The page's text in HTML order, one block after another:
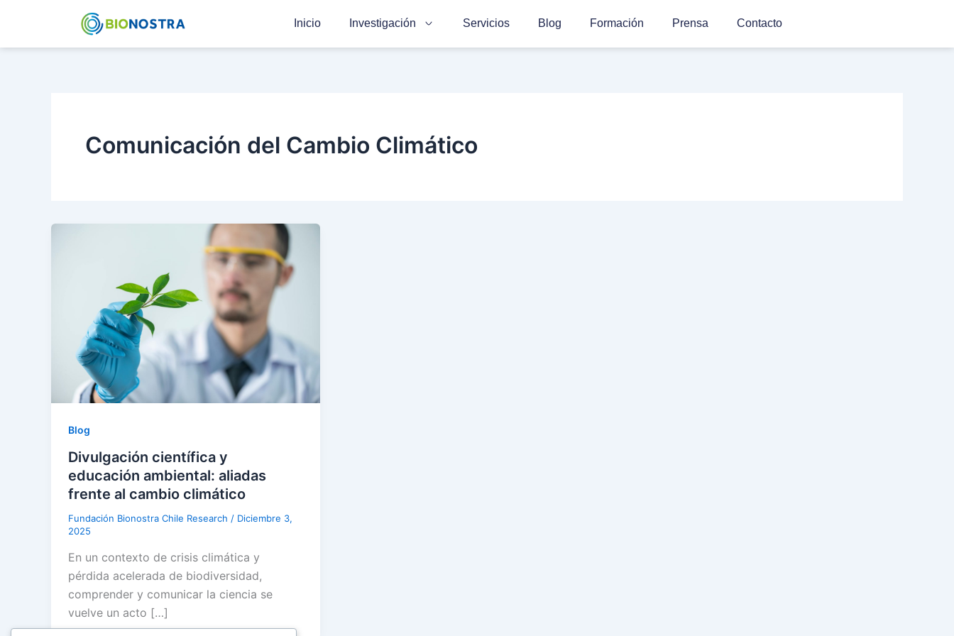
contenido
Inicio Investigación Servicios Blog Formación Prensa Contacto
Comunicación del Cambio Climático
Blog
Divulgación científica y
educación ambiental: aliadas
frente al cambio climático
Fundación Bionostra Chile Research / Diciembre 3,
2025
En un contexto de crisis climática y
pérdida acelerada de biodiversidad,
comprender y comunicar la ciencia se
vuelve un acto […]